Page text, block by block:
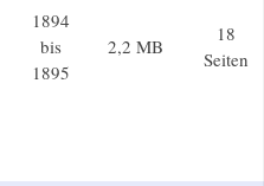
1894
bis
1895
2,2 MB
18
Seiten